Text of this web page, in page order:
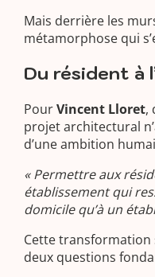
Mais derrière les
métamorphose qui
Du résident à
PourVincent Lloret,
projet architectural
d’une ambition
« Permettre aux
établissement qui
domicile qu’à un
Cette transformation
deux questions